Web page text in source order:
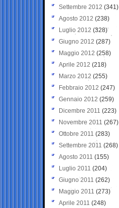
Settembre 2012 (341)
Agosto 2012 (238)
Luglio 2012 (328)
Giugno 2012 (287)
Maggio 2012 (258)
Aprile 2012 (218)
Marzo 2012 (255)
Febbraio 2012 (247)
Gennaio 2012 (259)
Dicembre 2011 (223)
Novembre 2011 (267)
Ottobre 2011 (283)
Settembre 2011 (268)
Agosto 2011 (155)
Luglio 2011 (204)
Giugno 2011 (262)
Maggio 2011 (273)
Aprile 2011 (248)